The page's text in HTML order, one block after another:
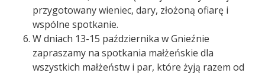
przygotowany wieniec, dary, złożoną ofiarę i
wspólne spotkanie.
W dniach 13-15 października w Gnieźnie
zapraszamy na spotkania małżeńskie dla
wszystkich małżeństw i par, które żyją razem od